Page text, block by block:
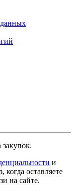
и
когда оставляете
на сайте.